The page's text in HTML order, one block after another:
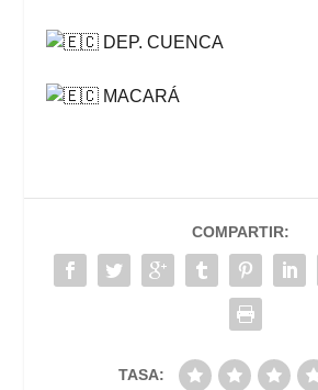
DEP. CUENCA
MACARÁ
COMPARTIR:
TASA: